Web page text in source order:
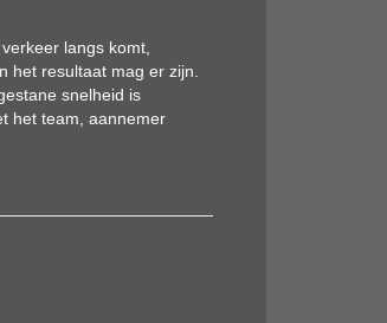
langs komt,
het resultaat mag er zijn.
snelheid is
het team, aannemer